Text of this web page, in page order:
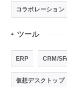
コラボレーション
● ツール
ERP CRM/
仮想デスクトップ